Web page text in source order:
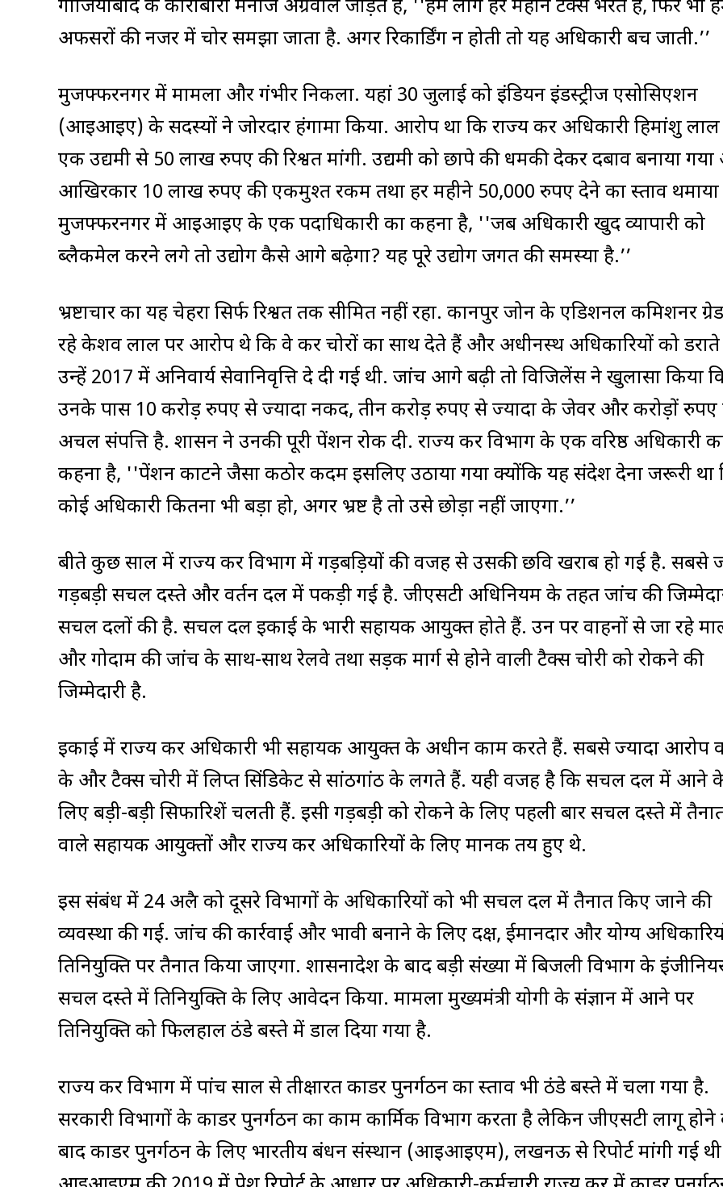
गाजियाबाद के कारोबारी मनोज अग्रवाल जोड़ते हैं, ''हम लोग हर महीने टैक्स भरते हैं, फिर भी
अफसरों की नजर में चोर समझा जाता है. अगर रिकार्डिंग न होती तो यह अधिकारी बच जाती.’’
मुजफ्फरनगर में मामला और गंभीर निकला. यहां 30 जुलाई को इंडियन इंडस्ट्रीज एसोसिएशन
(आइआइए) के सदस्यों ने जोरदार हंगामा किया. आरोप था कि राज्य कर अधिकारी हिमांशु
एक उद्यमी से 50 लाख रुपए की रिश्वत मांगी. उद्यमी को छापे की धमकी देकर दबाव बनाया
आखिरकार 10 लाख रुपए की एकमुश्त रकम तथा हर महीने 50,000 रुपए देने का प्रस्ताव थमाया
मुजफ्फरनगर में आइआइए के एक पदाधिकारी का कहना है, ''जब अधिकारी खुद व्यापारी को
ब्लैकमेल करने लगे तो उद्योग कैसे आगे बढ़ेगा? यह पूरे उद्योग जगत की समस्या है.’’
भ्रष्टाचार का यह चेहरा सिर्फ रिश्वत तक सीमित नहीं रहा. कानपुर जोन के एडिशनल कमिशनर
रहे केशव लाल पर आरोप थे कि वे कर चोरों का साथ देते हैं और अधीनस्थ अधिकारियों को
उन्हें 2017 में अनिवार्य सेवानिवृत्ति दे दी गई थी. जांच आगे बढ़ी तो विजिलेंस ने खुलासा किया
उनके पास 10 करोड़ रुपए से ज्यादा नकद, तीन करोड़ रुपए से ज्यादा के जेवर और करोड़ों रुपए
अचल संपत्ति है. शासन ने उनकी पूरी पेंशन रोक दी. राज्य कर विभाग के एक वरिष्ठ अधिकारी
कहना है, ''पेंशन काटने जैसा कठोर कदम इसलिए उठाया गया क्योंकि यह संदेश देना जरूरी था
कोई अधिकारी कितना भी बड़ा हो, अगर भ्रष्ट है तो उसे छोड़ा नहीं जाएगा.’’
बीते कुछ साल में राज्य कर विभाग में गड़बड़ियों की वजह से उसकी छवि खराब हो गई है. सबसे
गड़बड़ी सचल दस्ते और प्रवर्तन दल में पकड़ी गई है. जीएसटी अधिनियम के तहत जांच की
सचल दलों की है. सचल दल इकाई के प्रभारी सहायक आयुक्त होते हैं. उन पर वाहनों से जा रहे
और गोदाम की जांच के साथ-साथ रेलवे तथा सड़क मार्ग से होने वाली टैक्स चोरी को रोकने की
जिम्मेदारी है.
इकाई में राज्य कर अधिकारी भी सहायक आयुक्त के अधीन काम करते हैं. सबसे ज्यादा आरोप
के और टैक्स चोरी में लिप्त सिंडिकेट से सांठगांठ के लगते हैं. यही वजह है कि सचल दल में आने
लिए बड़ी-बड़ी सिफारिशें चलती हैं. इसी गड़बड़ी को रोकने के लिए पहली बार सचल दस्ते में
वाले सहायक आयुक्तों और राज्य कर अधिकारियों के लिए मानक तय हुए थे.
इस संबंध में 24 अप्रैल को दूसरे विभागों के अधिकारियों को भी सचल दल में तैनात किए जाने की
व्यवस्था की गई. जांच की कार्रवाई और प्रभावी बनाने के लिए दक्ष, ईमानदार और योग्य
प्रतिनियुक्ति पर तैनात किया जाएगा. शासनादेश के बाद बड़ी संख्या में बिजली विभाग के
सचल दस्ते में प्रतिनियुक्ति के लिए आवेदन किया. मामला मुख्यमंत्री योगी के संज्ञान में आने पर
प्रतिनियुक्ति को फिलहाल ठंडे बस्ते में डाल दिया गया है.
राज्य कर विभाग में पांच साल से प्रतीक्षारत काडर पुनर्गठन का प्रस्ताव भी ठंडे बस्ते में चला गया है.
सरकारी विभागों के काडर पुनर्गठन का काम कार्मिक विभाग करता है लेकिन जीएसटी लागू
बाद काडर पुनर्गठन के लिए भारतीय प्रबंधन संस्थान (आइआइएम), लखनऊ से रिपोर्ट मांगी गई